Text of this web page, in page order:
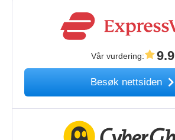
Vår vurdering: 9.9
Besøk nettsiden